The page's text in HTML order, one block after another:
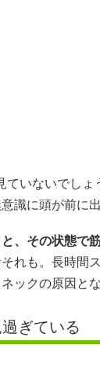
ていないでしょ
識に頭が前に
、その状態で
それも。長時間
ックの原因とな
ぎている